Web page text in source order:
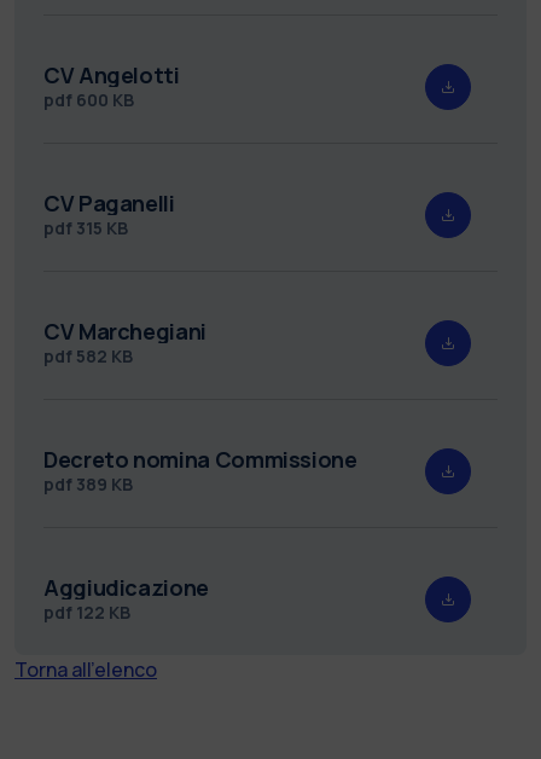
CV Angelotti
pdf 600 KB
CV Paganelli
pdf 315 KB
CV Marchegiani
pdf 582 KB
Decreto nomina Commissione
pdf 389 KB
Aggiudicazione
pdf 122 KB
Torna all'elenco